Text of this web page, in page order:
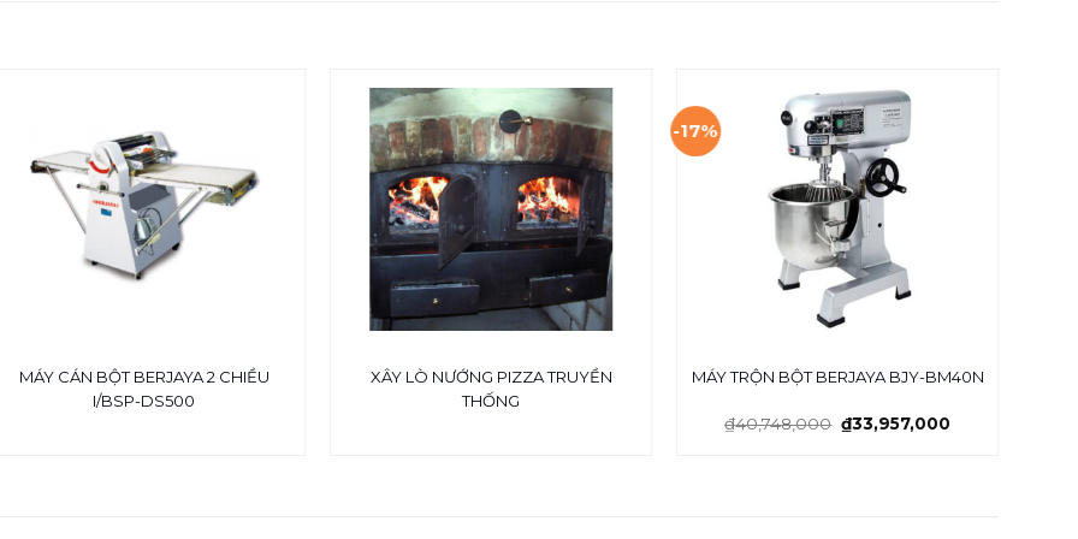
MÁY CÁN BỘT BERJAYA 2 CHIỀU
I/BSP-DS500
XÂY LÒ NƯỚNG PIZZA TRUYỀN
THỐNG
-17%
MÁY TRỘN BỘT BERJAYA BJY-BM40N
₫40,748,000 ₫33,957,000